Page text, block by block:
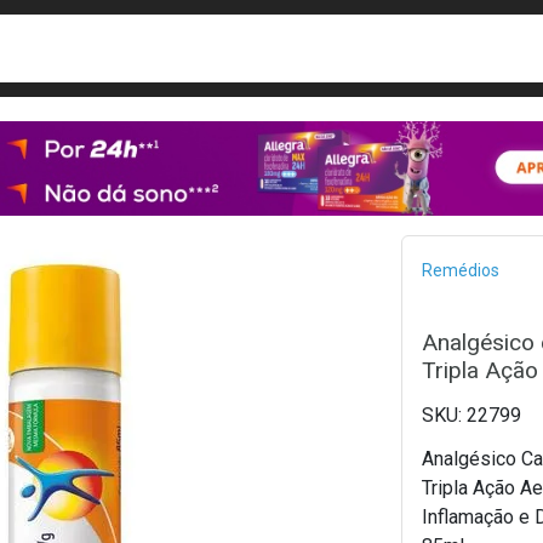
Remédios
Analgésico
Tripla
22799
Analgésico
Tripla Ação
Inflamação e